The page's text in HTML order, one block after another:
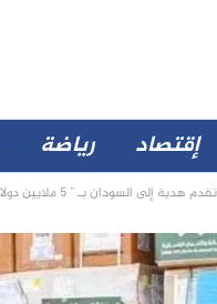
إقتصاد رياضة
إلى السودان بـ ” 5 ملايين دولار”